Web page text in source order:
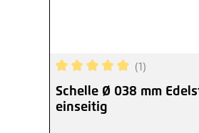
Durchschnittliche
(1)
Schelle Ø 038 mm
einseitig